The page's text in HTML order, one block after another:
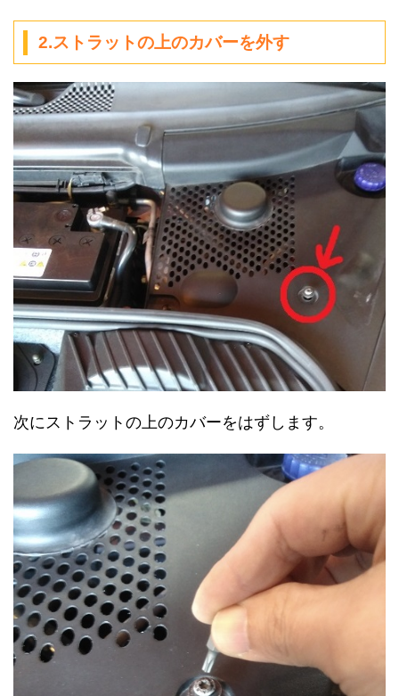
2.ストラットの上のカバーを外す
次にストラットの上のカバーをはずします。